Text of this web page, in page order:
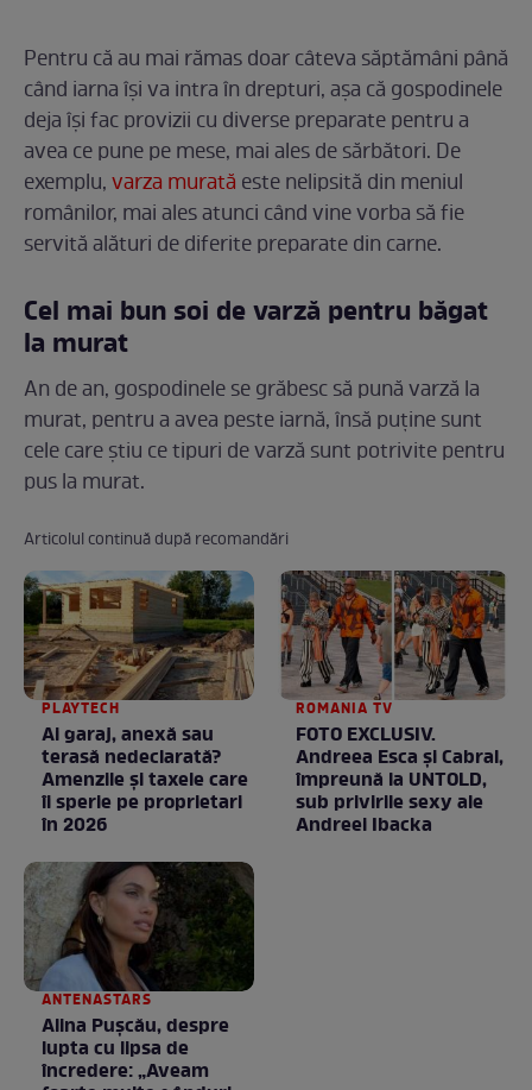
Pentru că au mai rămas doar câteva săptămâni până
când iarna își va intra în drepturi, așa că gospodinele
deja își fac provizii cu diverse preparate pentru a
avea ce pune pe mese, mai ales de sărbători. De
exemplu,varza murată este nelipsită din meniul
românilor, mai ales atunci când vine vorba să fie
servită alături de diferite preparate din carne.
Cel mai bun soi de varză pentru băgat
la murat
An de an, gospodinele se grăbesc să pună varză la
murat, pentru a avea peste iarnă, însă puține sunt
cele care știu ce tipuri de varză sunt potrivite pentru
pus la murat.
Articolul continuă după recomandări
PLAYTECH
Ai garaj, anexă sau
terasă nedeclarată?
Amenzile și taxele care
îi sperie pe proprietari
în 2026
ROMANIA TV
FOTO EXCLUSIV.
Andreea Esca şi Cabral,
împreună la UNTOLD,
sub privirile sexy ale
Andreei Ibacka
ANTENASTARS
Alina Pușcău, despre
lupta cu lipsa de
încredere: „Aveam